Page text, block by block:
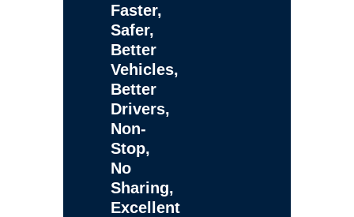
Faster,
Safer,
Better
Vehicles,
Better
Drivers,
Non-
Stop,
No
Sharing,
Excellent